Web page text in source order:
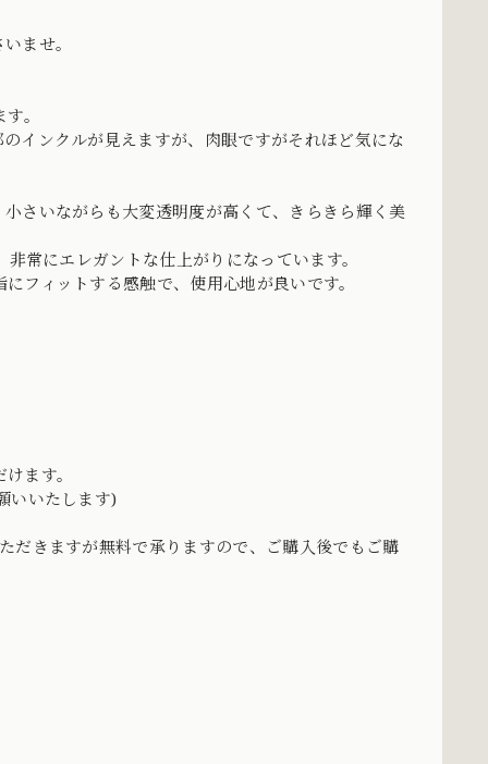
ませ。
。
インクルが見えますが、肉眼ですがそれほど気にな
さいながらも大変透明度が高くて、きらきら輝く美
常にエレガントな仕上がりになっています。
フィットする感触で、使用心地が良いです。
ます。
いいたします)
きますが無料で承りますので、ご購入後でもご購